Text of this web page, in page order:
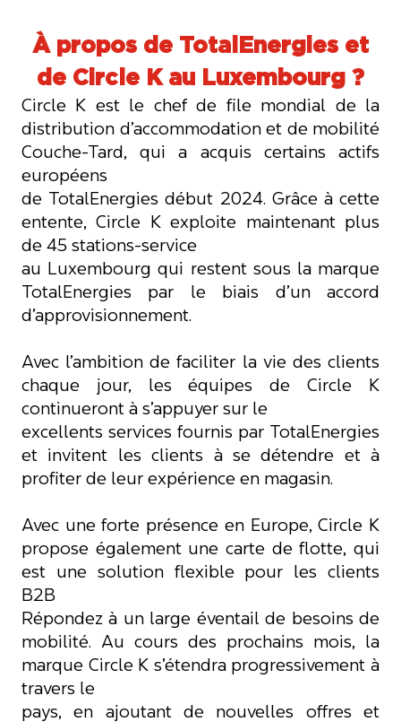
À propos de TotalEnergies et
de Circle K au Luxembourg ?
Circle K est le chef de file mondial de la
distribution d’accommodation et de mobilité
Couche-Tard, qui a acquis certains actifs
européens
de TotalEnergies début 2024. Grâce à cette
entente, Circle K exploite maintenant plus
de 45 stations-service
au Luxembourg qui restent sous la marque
TotalEnergies par le biais d’un accord
d’approvisionnement.
Avec l’ambition de faciliter la vie des clients
chaque jour, les équipes de Circle K
continueront à s’appuyer sur le
excellents services fournis par TotalEnergies
et invitent les clients à se détendre et à
profiter de leur expérience en magasin.
Avec une forte présence en Europe, Circle K
propose également une carte de flotte, qui
est une solution flexible pour les clients
B2B
Répondez à un large éventail de besoins de
mobilité. Au cours des prochains mois, la
marque Circle K s’étendra progressivement à
travers le
pays, en ajoutant de nouvelles offres et